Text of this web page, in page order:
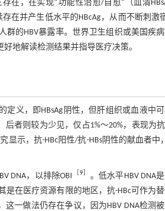
在，在实现“功能性治愈/自愈”（血清
在并产生低水平的HBcAg，从而不断刺激
群的HBV暴露率。世界卫生组织或美国疾病
地解读检测结果并指导医疗决策。
定义，即HBsAg阴性，但肝组织或血液中
者则较为少见，仅占1%～20%，表现为抗
显示，抗-HBc阳性/抗-HBs阴性的献血者中
DNA，以排除OBI ［9］ 。低水平HBV DNA
是在医疗资源有限的地区，抗-HBc可作为
一做法仍存在争议，因为HBV DNA检测